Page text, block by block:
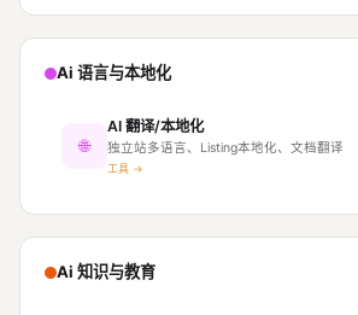
Ai 语言与本地化
🌐
AI 翻译/本地化
独立站多语言、Listing本地化、文档翻译
工具 →
Ai 知识与教育